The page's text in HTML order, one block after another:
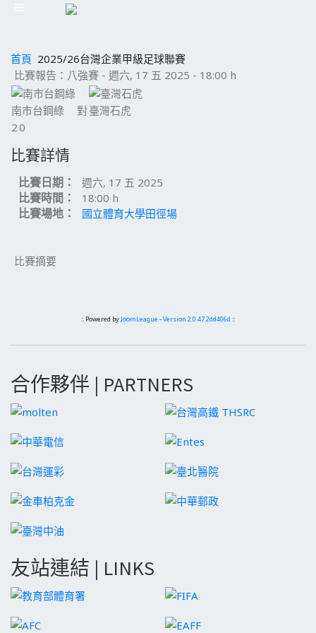
首頁 2025/26台灣企業甲級足球聯賽
比賽報告：八強賽 - 週六, 17 五 2025 - 18:00 h
南市台鋼綠 對臺灣石虎
20
比賽詳情
比賽日期： 週六, 17 五 2025
比賽時間： 18:00 h
比賽場地： 國立體育大學田徑場
比賽摘要
:: Powered by JoomLeague -Version 2.0.47.2dd406d ::
合作夥伴 | PARTNERS
友站連結 | LINKS